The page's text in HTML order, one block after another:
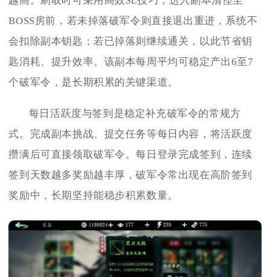
BOSS房前，若未掉落破军令则直接退出重进，系统不
会扣除副本钥匙；若已掉落则继续通关，以此节省钥
匙消耗、提升效率。该副本每周平均可稳定产出6至7
个破军令，是长期积累的关键渠道。
每日活跃度与签到是稳定补充破军令的常规方
式。完成副本挑战、提交任务等每日内容，将活跃度
攒满后可直接领取破军令。每日登录完成签到，连续
签到天数越多奖励越丰厚，破军令常出现在高阶签到
奖励中，长期坚持能稳步积累数量。